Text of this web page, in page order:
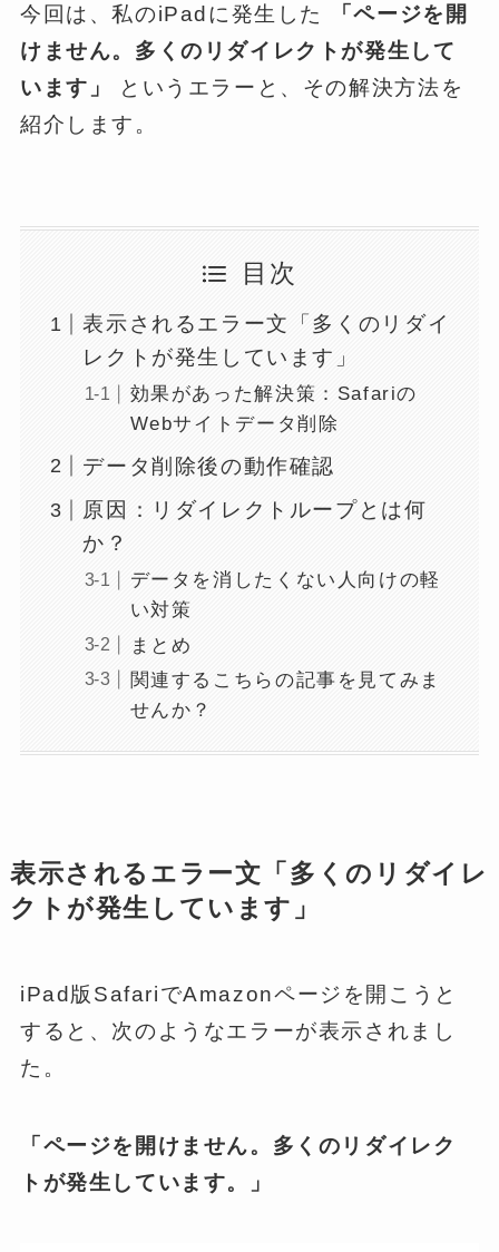
今回は、私のiPadに発生した
「ページを開
けません。多くのリダイレクトが発生して
います」
というエラーと、その解決方法を
紹介します。
目次
表示されるエラー文「多くのリダイ
レクトが発生しています」
効果があった解決策：Safariの
Webサイトデータ削除
データ削除後の動作確認
原因：リダイレクトループとは何
か？
データを消したくない人向けの軽
い対策
まとめ
関連するこちらの記事を見てみま
せんか？
表示されるエラー文「多くのリダイレ
クトが発生しています」
iPad版SafariでAmazonページを開こうと
すると、次のようなエラーが表示されまし
た。
「ページを開けません。多くのリダイレク
トが発生しています。」